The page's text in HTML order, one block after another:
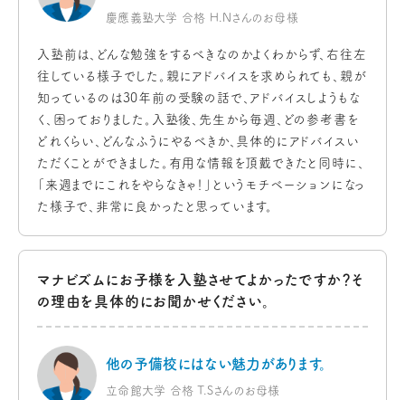
慶應義塾大学 合格 H.Nさんのお母様
入塾前は、どんな勉強をするべきなのかよくわからず、右往左
往している様子でした。親にアドバイスを求められても、親が
知っているのは30年前の受験の話で、アドバイスしようもな
く、困っておりました。入塾後、先生から毎週、どの参考書を
どれくらい、どんなふうにやるべきか、具体的にアドバイスい
ただくことができました。有用な情報を頂戴できたと同時に、
「来週までにこれをやらなきゃ！」というモチベーションになっ
た様子で、非常に良かったと思っています。
マナビズムにお子様を入塾させてよかったですか？そ
の理由を具体的にお聞かせください。
他の予備校にはない魅力があります。
立命館大学 合格 T.Sさんのお母様